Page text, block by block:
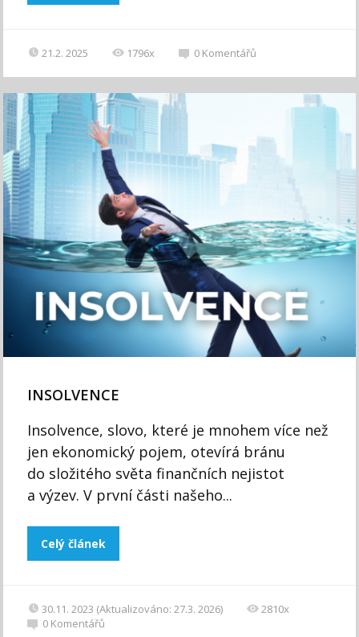
21.2. 2025 1796x 0 Komentářů
INSOLVENCE
Insolvence, slovo, které je mnohem více než
jen ekonomický pojem, otevírá bránu
do složitého světa finančních nejistot
a výzev. V první části našeho...
Celý článek
30.11. 2023 (Aktualizováno: 27.3. 2026)
2810x
0 Komentářů